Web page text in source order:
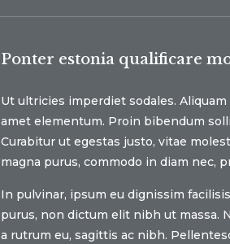
Ponter estonia qualificare
Ut ultricies imperdiet sodales.
amet elementum. Proin bibendum
Curabitur ut egestas justo, vitae
magna purus, commodo in diam nec,
In pulvinar, ipsum eu dignissim
purus, non dictum elit nibh ut massa.
a rutrum eu, sagittis ac nibh.